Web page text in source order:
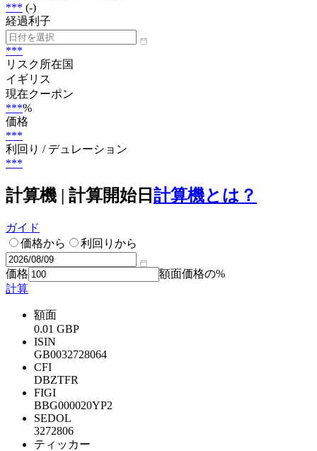
*** (-)
経過利子
***
リスク所在国
イギリス
現在クーポン
***%
価格
***
利回り / デュレーション
***
計算機 | 計算開始日 計算機とは？
ガイド
価格から
利回りから
価格
額面価格の%
計算
額面
0.01 GBP
ISIN
GB0032728064
CFI
DBZTFR
FIGI
BBG000020YP2
SEDOL
3272806
ティッカー